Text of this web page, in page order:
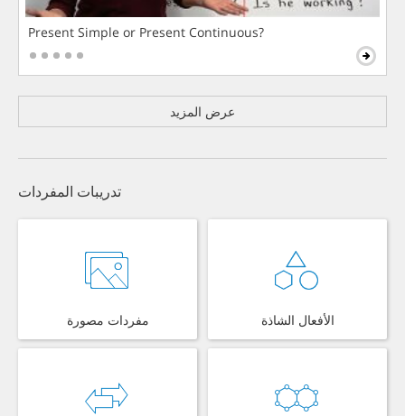
Present Simple or Present Continuous?
عرض المزيد
تدريبات المفردات
مفردات مصورة الأفعال الشاذة